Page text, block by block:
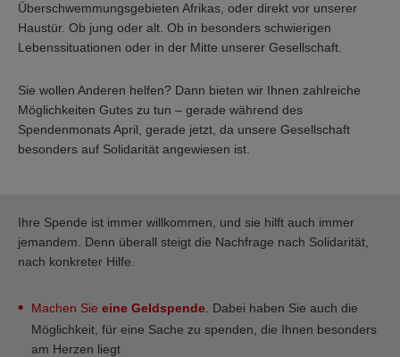
Überschwemmungsgebieten Afrikas, oder direkt vor unserer
Haustür. Ob jung oder alt. Ob in besonders schwierigen
Lebenssituationen oder in der Mitte unserer Gesellschaft.
Sie wollen Anderen helfen? Dann bieten wir Ihnen zahlreiche
Möglichkeiten Gutes zu tun – gerade während des
Spendenmonats April, gerade jetzt, da unsere Gesellschaft
besonders auf Solidarität angewiesen ist.
Ihre Spende ist immer willkommen, und sie hilft auch immer
jemandem. Denn überall steigt die Nachfrage nach Solidarität,
nach konkreter Hilfe.
Machen Sie eine Geldspende . Dabei haben Sie auch die
Möglichkeit, für eine Sache zu spenden, die Ihnen besonders
am Herzen liegt